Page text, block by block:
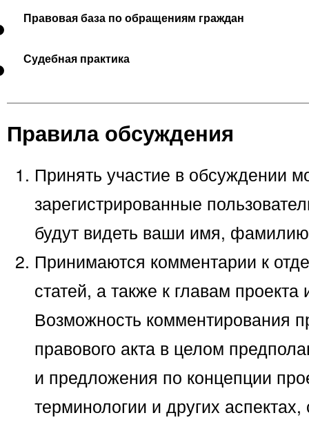
Правовая база по обращениям граждан
Судебная практика
Правила обсуждения
Принять участие в обсуждении
зарегистрированные
будут видеть ваши имя,
Принимаются комментарии к
статей, а также к главам
Возможность комментирования
правового акта в целом
и предложения по концепции
терминологии и других